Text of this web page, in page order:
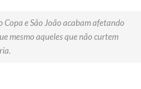
Copa e São João acabam afetando
mesmo aqueles que não curtem